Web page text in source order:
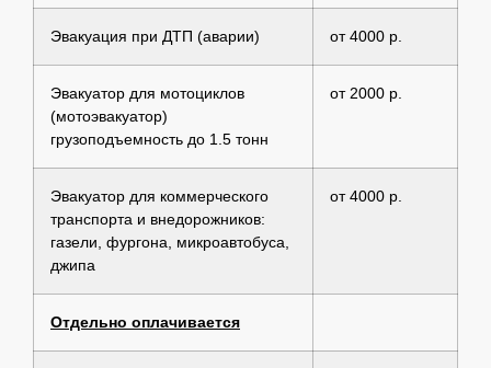
Эвакуация при ДТП (аварии) от 4000 р.
Эвакуатор для мотоциклов
(мотоэвакуатор)
грузоподъемность до 1.5 тонн
от 2000 р.
Эвакуатор для коммерческого
транспорта и внедорожников:
газели, фургона, микроавтобуса,
джипа
от 4000 р.
Отдельно оплачивается